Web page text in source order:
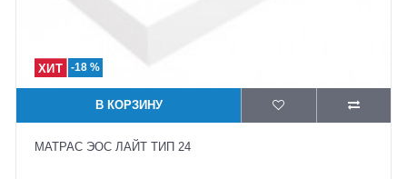
-18 %
В КОРЗИНУ
МАТРАС ЭОС ЛАЙТ ТИП 24